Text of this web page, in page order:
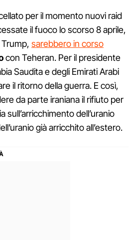
per il momento nuovi raid
il fuoco lo scorso 8 aprile,
sarebbero in corso
con Teheran. Per il presidente
Saudita e degli Emirati Arabi
il ritorno della guerra. E così,
da parte iraniana il rifiuto per
sull’arricchimento dell’uranio
già arricchito all’estero.